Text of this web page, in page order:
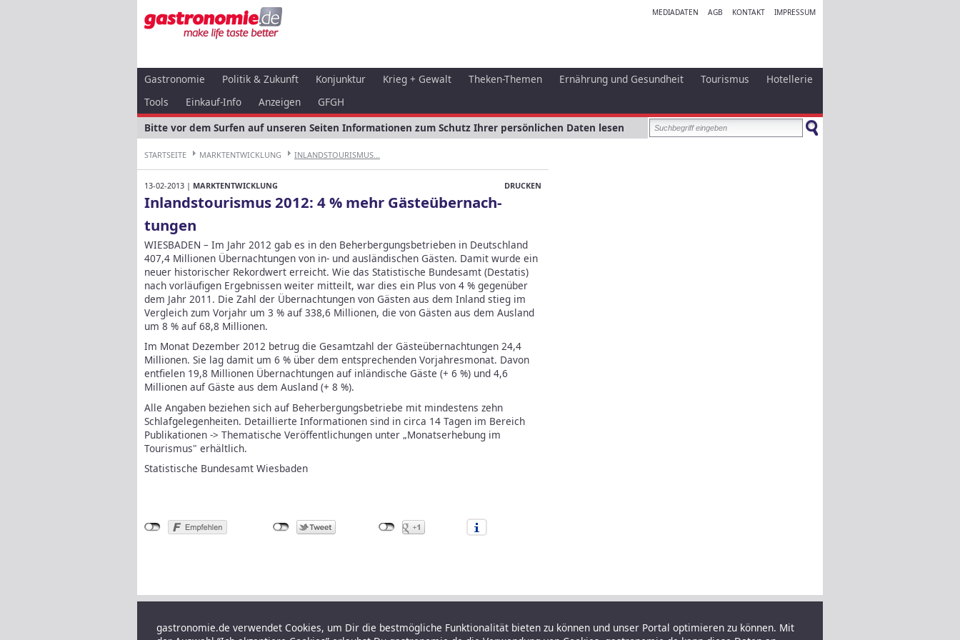
MEDIADATEN AGB KONTAKT IMPRESSUM
Gastronomie Politik & Zukunft Konjunktur Krieg + Gewalt Theken-Themen Ernährung und Gesundheit Tourismus
Hotellerie
Tools
Einkauf-Info Anzeigen
GFGH
Bitte vor dem Surfen auf unseren Seiten Informationen zum Schutz Ihrer persönlichen Daten lesen
STARTSEITE MARKTENTWICKLUNG INLANDS­TOURIS­MUS...
DRUCKEN
13-02-2013 | MARKTENTWICKLUNG
Inlands­touris­mus 2012: 4 % mehr Gäste­über­nach­
tungen
WIESBADEN – Im Jahr 2012 gab es in den Beherbergungsbetrieben in Deutschland
407,4 Millionen Übernachtungen von in- und ausländischen Gästen. Damit wurde ein
neuer historischer Rekordwert erreicht. Wie das Statistische Bundesamt (Destatis)
nach vorläufigen Ergebnissen weiter mitteilt, war dies ein Plus von 4 % gegenüber
dem Jahr 2011. Die Zahl der Übernachtungen von Gästen aus dem Inland stieg im
Vergleich zum Vorjahr um 3 % auf 338,6 Millionen, die von Gästen aus dem Ausland
um 8 % auf 68,8 Millionen.
Im Monat Dezember 2012 betrug die Gesamtzahl der Gästeübernachtungen 24,4
Millionen. Sie lag damit um 6 % über dem entsprechenden Vorjahresmonat. Davon
entfielen 19,8 Millionen Übernachtungen auf inländische Gäste (+ 6 %) und 4,6
Millionen auf Gäste aus dem Ausland (+ 8 %).
Alle Angaben beziehen sich auf Beherbergungsbetriebe mit mindestens zehn
Schlafgelegenheiten. Detaillierte Informationen sind in circa 14 Tagen im Bereich
Publikationen -> Thematische Veröffentlichungen unter „Monatserhebung im
Tourismus" erhältlich.
Statistische Bundesamt Wiesbaden
gastronomie.de verwendet Cookies, um Dir die bestmögliche Funktionalität bieten zu können und unser Portal optimieren zu können. Mit